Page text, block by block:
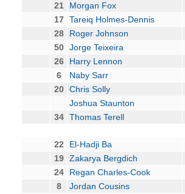
21
Morgan Fox
17 Tareiq Holmes-Dennis
28
Roger Johnson
50 Jorge Teixeira
26
Harry Lennon
6
Naby Sarr
20 Chris Solly
Joshua Staunton
34 Thomas Terell
22
El-Hadji Ba
19 Zakarya Bergdich
24
Regan Charles-Cook
8
Jordan Cousins